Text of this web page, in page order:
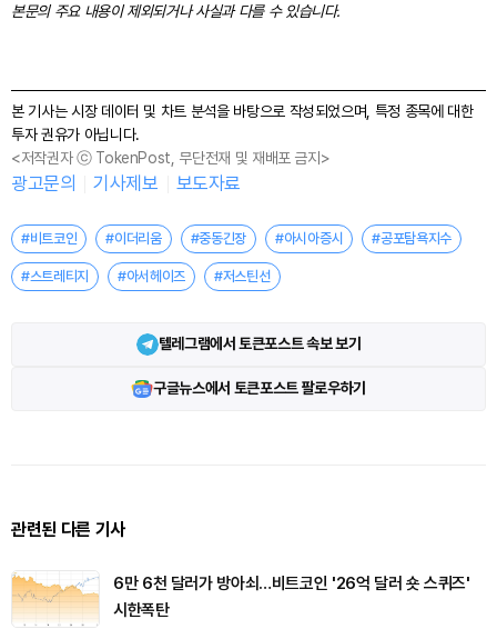
본문의 주요 내용이 제외되거나 사실과 다를 수 있습니다.
본 기사는 시장 데이터 및 차트 분석을 바탕으로 작성되었으며, 특정 종목에 대한
투자 권유가 아닙니다.
<저작권자 ⓒ TokenPost, 무단전재 및 재배포 금지>
광고문의 기사제보 보도자료
#비트코인 #이더리움 #중동긴장 #아시아증시 #공포탐욕지수
#스트레티지 #아서헤이즈 #저스틴선
텔레그램에서 토큰포스트 속보 보기
구글뉴스에서 토큰포스트 팔로우하기
관련된 다른 기사
6만 6천 달러가 방아쇠…비트코인 '26억 달러 숏 스퀴즈'
시한폭탄